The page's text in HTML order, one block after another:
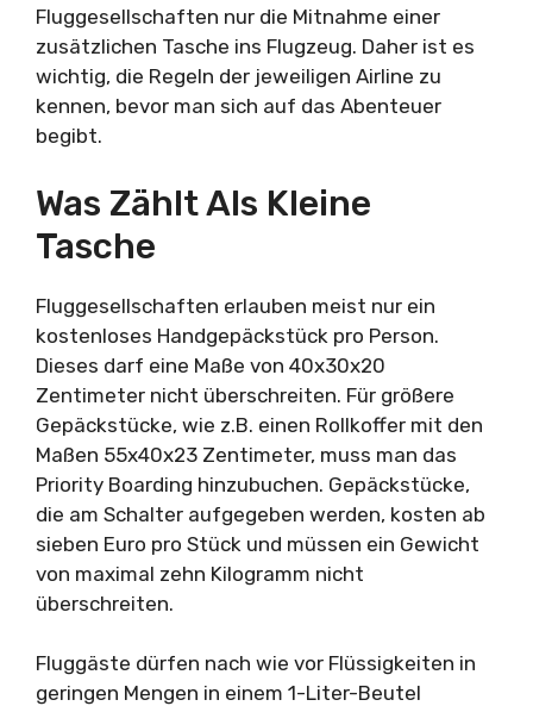
Fluggesellschaften nur die Mitnahme einer
zusätzlichen Tasche ins Flugzeug. Daher ist es
wichtig, die Regeln der jeweiligen Airline zu
kennen, bevor man sich auf das Abenteuer
begibt.
Was Zählt Als Kleine
Tasche
Fluggesellschaften erlauben meist nur ein
kostenloses Handgepäckstück pro Person.
Dieses darf eine Maße von 40x30x20
Zentimeter nicht überschreiten. Für größere
Gepäckstücke, wie z.B. einen Rollkoffer mit den
Maßen 55x40x23 Zentimeter, muss man das
Priority Boarding hinzubuchen. Gepäckstücke,
die am Schalter aufgegeben werden, kosten ab
sieben Euro pro Stück und müssen ein Gewicht
von maximal zehn Kilogramm nicht
überschreiten.
Fluggäste dürfen nach wie vor Flüssigkeiten in
geringen Mengen in einem 1-Liter-Beutel